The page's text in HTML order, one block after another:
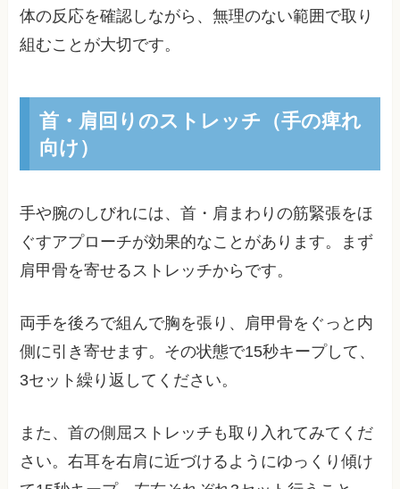
体の反応を確認しながら、無理のない範囲で取り
組むことが大切です。
首・肩回りのストレッチ（手の痺れ
向け）
手や腕のしびれには、首・肩まわりの筋緊張をほ
ぐすアプローチが効果的なことがあります。まず
肩甲骨を寄せるストレッチからです。
両手を後ろで組んで胸を張り、肩甲骨をぐっと内
側に引き寄せます。その状態で15秒キープして、
3セット繰り返してください。
また、首の側屈ストレッチも取り入れてみてくだ
さい。右耳を右肩に近づけるようにゆっくり傾け